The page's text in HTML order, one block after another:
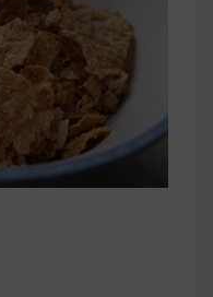
極指南，讓你一次搞